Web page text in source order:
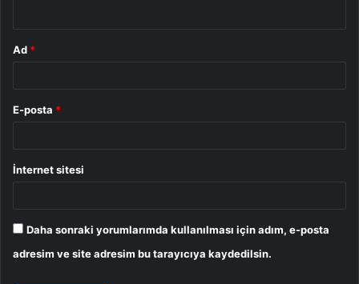
Ad *
E-posta *
İnternet sitesi
Daha sonraki yorumlarımda kullanılması için adım, e-posta
adresim ve site adresim bu tarayıcıya kaydedilsin.